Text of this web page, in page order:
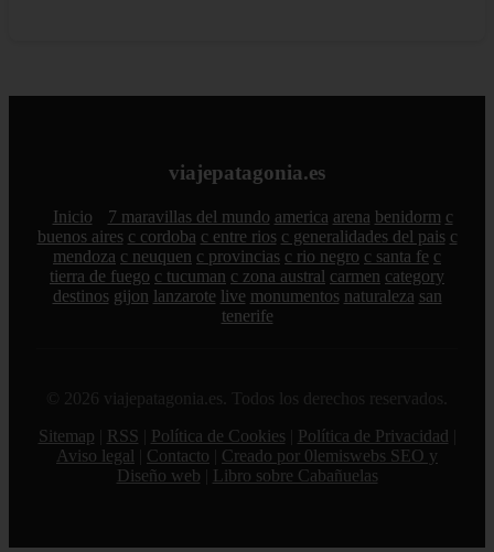
viajepatagonia.es
Inicio 7 maravillas del mundo america arena benidorm c
buenos aires c cordoba c entre rios c generalidades del pais c
mendoza c neuquen c provincias c rio negro c santa fe c
tierra de fuego c tucuman c zona austral carmen category
destinos gijon lanzarote live monumentos naturaleza san
tenerife
© 2026 viajepatagonia.es. Todos los derechos reservados.
Sitemap
RSS Política de Cookies Política de Privacidad
Aviso legal
Contacto
Creado por 0lemiswebs SEO y
Diseño web
Libro sobre Cabañuelas